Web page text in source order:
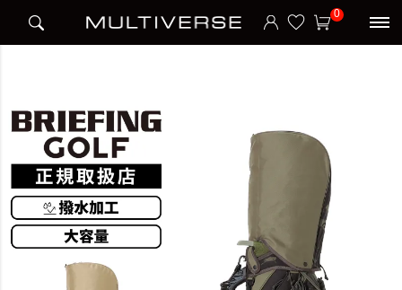
0
キャディバッグ
CR-5 #04 CAMO COMBI キャディバッグ スタンド ゴルフバッグ キャディーバッグ